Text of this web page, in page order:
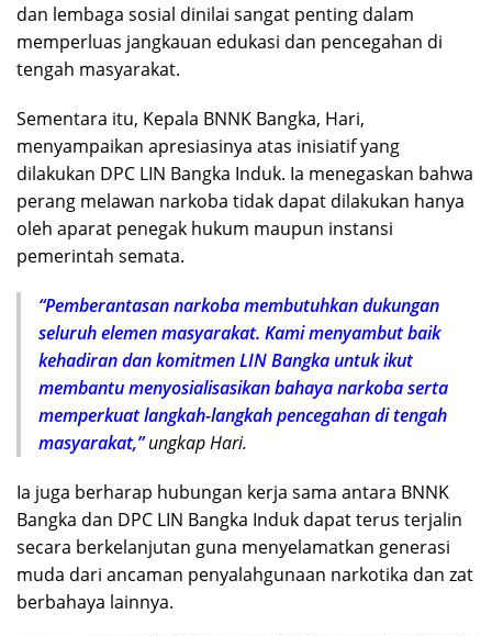
dan lembaga sosial dinilai sangat penting dalam
memperluas jangkauan edukasi dan pencegahan di
tengah masyarakat.
Sementara itu, Kepala BNNK Bangka, Hari,
menyampaikan apresiasinya atas inisiatif yang
dilakukan DPC LIN Bangka Induk. Ia menegaskan bahwa
perang melawan narkoba tidak dapat dilakukan hanya
oleh aparat penegak hukum maupun instansi
pemerintah semata.
“Pemberantasan narkoba membutuhkan dukungan
seluruh elemen masyarakat. Kami menyambut baik
kehadiran dan komitmen LIN Bangka untuk ikut
membantu menyosialisasikan bahaya narkoba serta
memperkuat langkah-langkah pencegahan di tengah
masyarakat,”ungkap Hari.
Ia juga berharap hubungan kerja sama antara BNNK
Bangka dan DPC LIN Bangka Induk dapat terus terjalin
secara berkelanjutan guna menyelamatkan generasi
muda dari ancaman penyalahgunaan narkotika dan zat
berbahaya lainnya.